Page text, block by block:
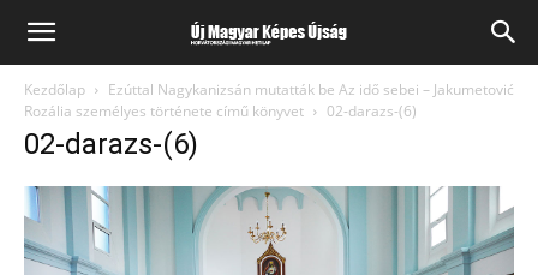
Kezdőlap
Ezúttal Nagykanizsán mutatták be Az idő sebei – Jakumetović
Rozália személyes története című könyvet
02-darazs-(6)
02-darazs-(6)